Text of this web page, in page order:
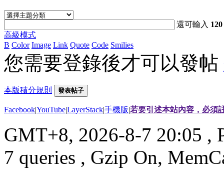
還可輸入 120
高級模式
B Color Image Link Quote Code Smilies
您需要登錄後才可以發帖
本版積分規則 發表帖子
Facebook|YouTube|LayerStack|手機版|若要引述本站內容，必須
GMT+8, 2026-8-7 20:05 ,
7 queries , Gzip On,